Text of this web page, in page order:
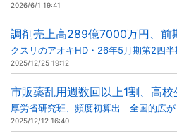
2026/6/1 19:41
調剤売上高289億7000万円、前
クスリのアオキHD・26年5月期第2四半
2025/12/25 19:12
市販薬乱用週数回以上1割、高
厚労省研究班、頻度初算出 全国的広が
2025/12/12 16:40